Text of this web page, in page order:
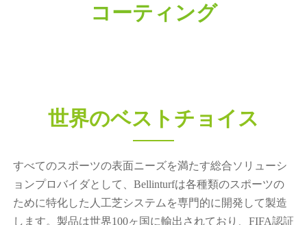
コーティング
世界のベストチョイス
すべてのスポーツの表面ニーズを満たす総合ソリューシ
ョンプロバイダとして、Bellinturfは各種類のスポーツの
ために特化した人工芝システムを専門的に開発して製造
します。製品は世界100ヶ国に輸出されており、FIFA認証